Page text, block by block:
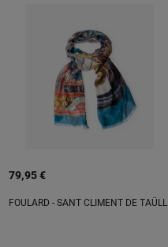
79,95 €
FOULARD - SANT CLIMENT DE TAÜLL